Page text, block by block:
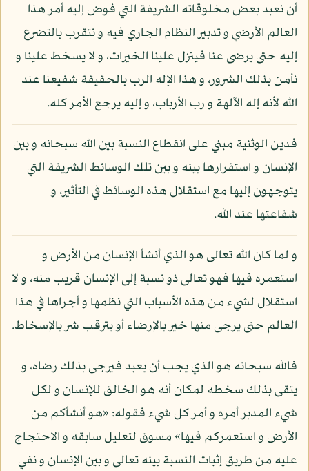
أن نعبد بعض مخلوقاته الشريفة التي فوض إليه أمر هذا
العالم الأرضي و تدبير النظام الجاري فيه و نتقرب بالتضرع
إليه حتى يرضى عنا فينزل علينا الخيرات، و لا يسخط علينا و
نأمن بذلك الشرور، و هذا الإله الرب بالحقيقة شفيعنا عند
الله لأنه إله الآلهة و رب الأرباب، و إليه يرجع الأمر كله.
فدين الوثنية مبني على انقطاع النسبة بين الله سبحانه و بين
الإنسان و استقرارها بينه و بين تلك الوسائط الشريفة التي
يتوجهون إليها مع استقلال هذه الوسائط في التأثير، و
شفاعتها عند الله.
و لما كان الله تعالى هو الذي أنشأ الإنسان من الأرض و
استعمره فيها فهو تعالى ذو نسبة إلى الإنسان قريب منه، و لا
استقلال لشيء من هذه الأسباب التي نظمها و أجراها في هذا
العالم حتى يرجى منها خير بالإرضاء أو يترقب شر بالإسخاط.
فالله سبحانه هو الذي يجب أن يعبد فيرجى بذلك رضاه، و
يتقى بذلك سخطه لمكان أنه هو الخالق للإنسان و لكل
شيء المدبر أمره و أمر كل شيء فقوله: «هو أنشأكم من
الأرض و استعمركم فيها» مسوق لتعليل سابقه و الاحتجاج
عليه من طريق إثبات النسبة بينه تعالى و بين الإنسان و نفي